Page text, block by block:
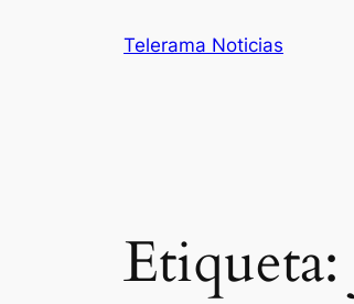
Telerama Noticias
Etiqueta: